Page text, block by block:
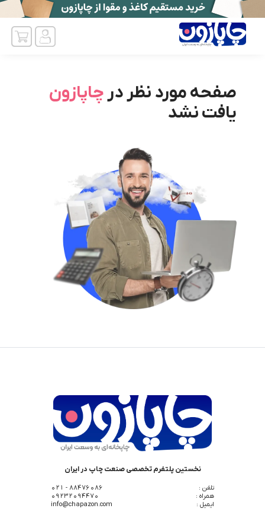
صفحه مورد نظر درچاپازون
یافت نشد
نخستین پلتفرم تخصصی صنعت چاپ در ایران
تلفن :
88476086 - 021
همراه :
09232094470
ایمیل :
info@chapazon.com